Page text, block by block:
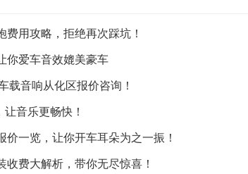
用攻略，拒绝再次踩坑！
你爱车音效媲美豪车
载音响从化区报价咨询！
音乐更畅快！
一览，让你开车耳朵为之一振！
费大解析，带你无尽惊喜！